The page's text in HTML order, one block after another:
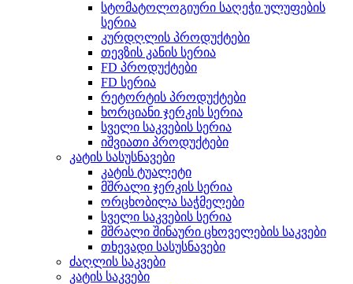
სტომატოლოგიური საღეჭი ულუფების
სერია
კურდღლის პროდუქტები
თევზის კანის სერია
FD პროდუქტები
FD სერია
რეტორტის პროდუქტები
ხორციანი ჯერკის სერია
სველი საკვების სერია
იშვიათი პროდუქტები
კატის სასუსნავები
კატის ტუალეტი
მშრალი ჯერკის სერია
ორცხობილა საჭმელები
სველი საკვების სერია
მშრალი შინაური ცხოველების საკვები
თხევადი სასუსნავები
ძაღლის საკვები
კატის საკვები